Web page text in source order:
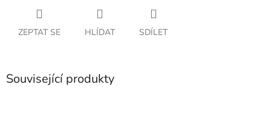
ZEPTAT SE HLÍDAT SDÍLET
Související produkty